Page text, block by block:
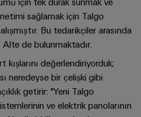
sağlamak için Talgo
Bu tedarikçiler arasında
de bulunmaktadır.
kışlarını değerlendiriyorduk;
neredeyse bir çelişki gibi
getirir: "Yeni Talgo
ve elektrik panolarının